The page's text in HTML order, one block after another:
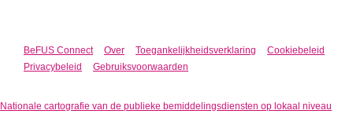
BeFUS Connect Over Toegankelijkheidsverklaring
Cookiebeleid
Privacybeleid
Gebruiksvoorwaarden
Nationale cartografie van de publieke bemiddelingsdiensten op lokaal niveau